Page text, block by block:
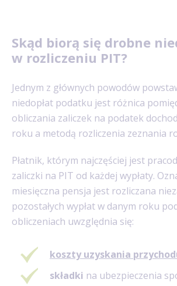
Skąd biorą się drobne
w rozliczeniu PIT?
Jednym z głównych powodów
niedopłat podatku jest różnica
obliczania zaliczek na podatek
roku a metodą rozliczenia zeznania
Płatnik, którym najczęściej jest
zaliczki na PIT od każdej wypłaty.
miesięczna pensja jest rozliczana
pozostałych wypłat w danym roku
obliczeniach uwzględnia się:
koszty uzyskania
składki na ubezpieczenia